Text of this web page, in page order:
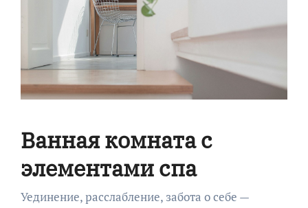
Ванная комната с
элементами спа
Уединение, расслабление, забота о себе —